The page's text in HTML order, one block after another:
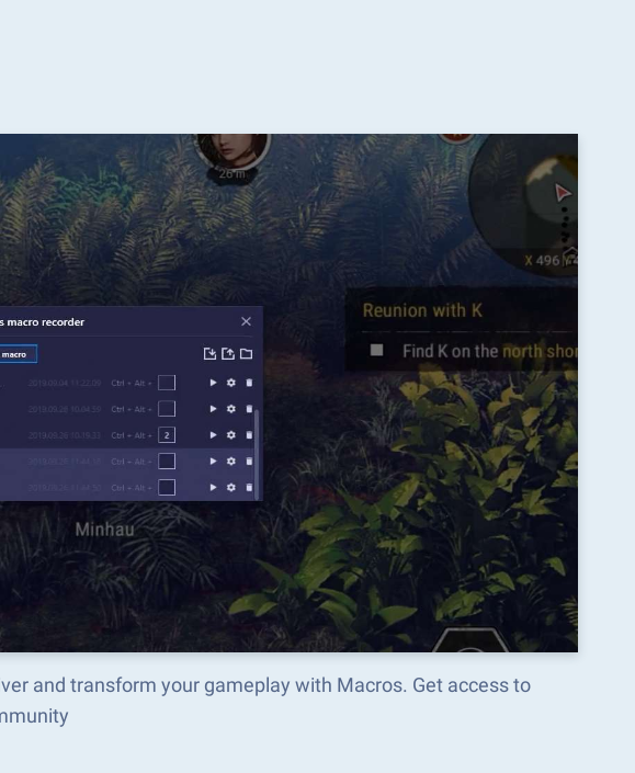
and transform your gameplay with Macros. Get access to